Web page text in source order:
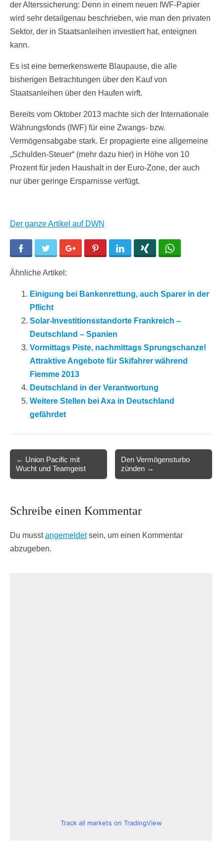
der Alterssicherung: Denn in einem neuen IWF-Papier
wird sehr detailgenau beschrieben, wie man den privaten
Sektor, der in Staatsanleihen investiert hat, enteignen
kann.
Es ist eine bemerkenswerte Blaupause, die alle
bisherigen Betrachtungen über den Kauf von
Staatsanleihen über den Haufen wirft.
Bereits vom Oktober 2013 machte sich der Internationale
Währungsfonds (IWF) für eine Zwangs- bzw.
Vermögensabgabe stark. Er propagierte eine allgemeine
„Schulden-Steuer“ (mehr dazu hier) in Höhe von 10
Prozent für jeden Haushalt in der Euro-Zone, der auch
nur über geringe Ersparnisse verfügt.
Der ganze Artikel auf DWN
Facebook Twitter Google+ Pinterest LinkedIn
Ähnliche Artikel:
Einigung bei Bankenrettung, auch Sparer in der
Pflicht
Solar-Investitionsstandorte Frankreich –
Deutschland – Spanien
Vormittags Piste, nachmittags Sprungschanze!
Attraktive Angebote für Skifahrer während
Fiemme 2013
Deutschland in der Verantwortung
Weitere Stellen bei Axa in Deutschland
gefährdet
navigation
← Union Pacific mit
Wucht und Teamgeist
Den Vermögensturbo
zünden →
Schreibe einen Kommentar
Du musstangemeldetsein, um einen Kommentar
abzugeben.
Track all markets on TradingView